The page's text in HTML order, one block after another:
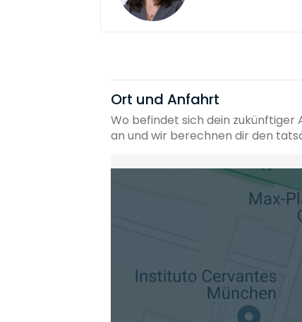
Ort und Anfahrt
Wo befindet sich dein
an und wir berechnen dir den
Heimatadresse oder Wunschort
Die berechneten Anreisezeiten